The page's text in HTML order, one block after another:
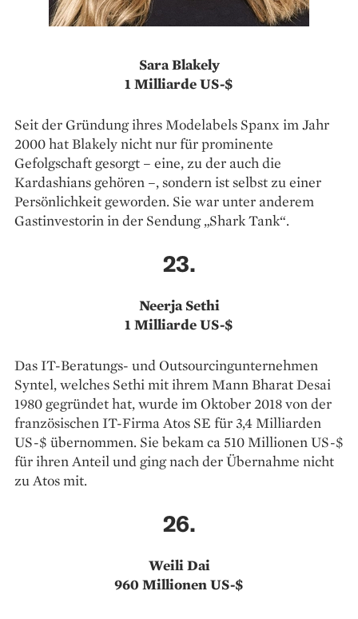
Sara Blakely
1 Milliarde US-$
Seit der Gründung ihres Mode­labels Spanx im Jahr
2000 hat Blakely nicht nur für prominente
Gefolgschaft gesorgt – eine, zu der auch die
Kardashians gehören –, sondern ist selbst zu einer
Persönlichkeit geworden. Sie war unter anderem
Gastinvestorin in der Sendung „Shark Tank“.
23.
Neerja Sethi
1 Milliarde US-$
Das IT-Beratungs- und Outsourcingunternehmen
Syntel, welches Sethi mit ihrem Mann Bharat Desai
1980 gegründet hat, wurde im Oktober 2018 von der
französischen ­IT-Firma Atos SE für 3,4 Milliarden
US-$ übernommen. Sie bekam ca 510 Millionen US-$
für ihren Anteil und ging nach der Übernahme nicht
zu Atos mit.
26.
Weili Dai
960 Millionen US-$